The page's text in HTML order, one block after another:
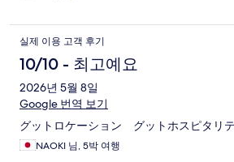
실제 이용 고객 후기
10/10 - 최고예요
2026년 5월 8일
Google 번역 보기
グットロケーション グットホスピタリ
NAOKI 님, 5박 여행